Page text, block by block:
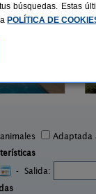
Adaptada
- Salida:
búsquedas. Estas
POLÍTICA DE